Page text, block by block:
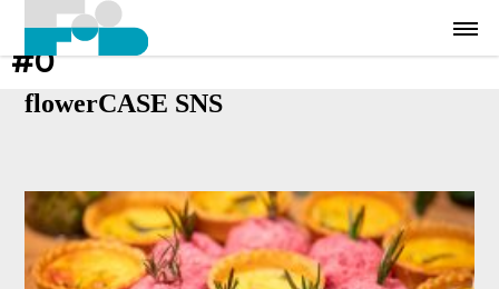
#0
flowerCASE SNS